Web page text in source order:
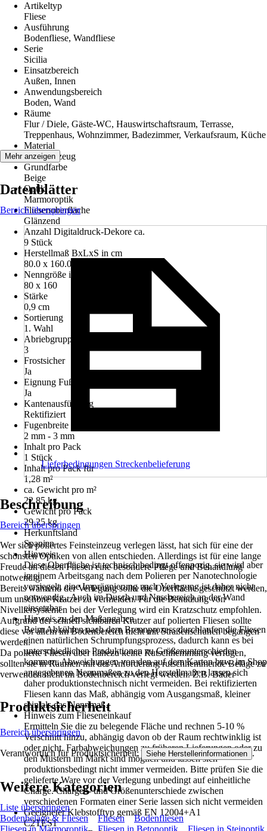
Artikeltyp
Fliese
Ausführung
Bodenfliese, Wandfliese
Serie
Sicilia
Einsatzbereich
Außen, Innen
Anwendungsbereich
Boden, Wand
Räume
Flur / Diele, Gäste-WC, Hauswirtschaftsraum, Terrasse,
Treppenhaus, Wohnzimmer, Badezimmer, Verkaufsraum, Küche
Material
Feinsteinzeug
Grundfarbe
Beige
Optik
Marmoroptik
Fliesenoberfläche
Glänzend
Anzahl Digitaldruck-Dekore ca.
9 Stück
Herstellmaß BxLxS in cm
80.0 x 160.0 x 0.9 cm
Nenngröße in cm
80 x 160
Stärke
0,9 cm
Sortierung
1. Wahl
Abriebgruppe/Tiefenverschleiß
3
Frostsicher
Ja
Eignung Fußbodenheizung
Ja
Kantenausführung
Rektifiziert
Fugenbreite
2 mm - 3 mm
Inhalt pro Pack
1 Stück
Inhalt pro Pack für
1,28 m²
ca. Gewicht pro m²
22,85 kg
Gewicht pro Pack
29,25 kg
Herkunftsland
Spanien
Hinweis
Diese Oberfläche ist technisch bedingt offenporig, sie wird aber
in einem Arbeitsgang nach dem Polieren per Nanotechnologie
versiegelt, eine Imprägnierung nach Verlegung ist daher nicht
notwendig., Auch im Dusch und Nassbereich an der Wand
einsetzbar
Hinweis zu den Maßangaben
Beim Abkühlen nach dem Brennprozess durchlaufen die Fliesen
einen natürlichen Schrumpfungsprozess, dadurch kann es bei
unterschiedlichen Produktionen zu Größenunterschieden
kommen. Abweichungen von den auf dem Karton bzw. im Shop
angegebenen Nennmaßen zu den Herstellmaßen lassen sich
daher produktionstechnisch nicht vermeiden. Bei rektifizierten
Fliesen kann das Maß, abhängig vom Ausgangsmaß, kleiner
sein als das Nennmaß.
Hinweis zum Flieseneinkauf
Ermitteln Sie die zu belegende Fläche und rechnen 5-10 %
Verschnitt hinzu, abhängig davon ob der Raum rechtwinklig ist
oder nicht. Farbabweichungen zu früheren Lieferungen oder zu
den Mustern im Markt sind möglich und lassen sich
produktionsbedingt nicht immer vermeiden. Bitte prüfen Sie die
gelieferte Ware vor der Verlegung unbedingt auf einheitliche
Charge. Chargen- und Größenunterschiede zwischen
verschiedenen Formaten einer Serie lassen sich nicht vermeiden
Geeigneter Klebstofftyp gemäß EN 12004+A1
C2TES1
Mehr anzeigen
Datenblätter
Bereich überspringen
Lieferbedingungen Streckenbelieferung
Beschreibung
Bereich überspringen
Wer sich poliertes Feinsteinzeug verlegen lässt, hat sich für eine der
schönsten Optiken von allen entschieden. Allerdings ist für eine lange
Freude an diesen Fliesen eine besondere Pflege und Behandlung
notwendig.
Bereits während der Verlegung sollte die Oberfläche geschützt werden,
um unschöne Kratzer zu vermeiden. Für die Benutzung von
Nivelliersystemen bei der Verlegung wird ein Kratzschutz empfohlen.
Aufgrund der schnell sichtbaren Kratzer auf polierten Fliesen sollte
diese vor allem im Bodenbereich nicht mit Straßenschuhen begangen
werden.
Da polierte Fliesen über nahezu keine Rutschhemmung verfügen,
sollten sie in Räumen mit der Anforderung rutschhemmende Beläge zu
verwenden nicht im Bodenbereich verlegt werden. Z.B. Bäder
Produktsicherheit
Bereich überspringen
Verantwortlich für Produktsicherheit: Siehe Herstellerinformationen .
Weitere Kategorien
Liste überspringen
Bodenbeläge & Fliesen
Fliesen
Bodenfliesen
Fliesen in Marmoroptik
Fliesen in Betonoptik Fliesen in Steinoptik